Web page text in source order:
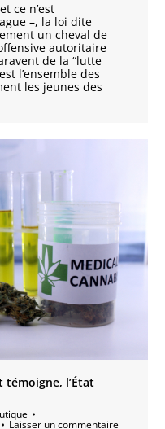
ce n’est
–, la loi dite
un cheval de
autoritaire
de la “lutte
l’ensemble des
les jeunes des
témoigne, l’État
Laisser un commentaire